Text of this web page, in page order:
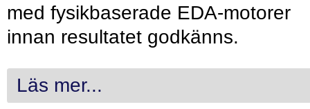
med fysikbaserade EDA-motorer
innan resultatet godkänns.
Läs mer...